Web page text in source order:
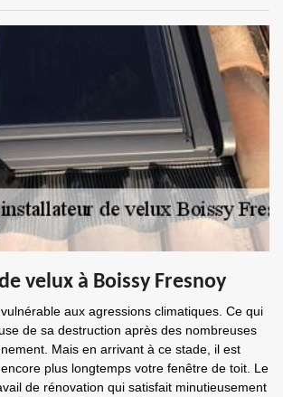
velux à Boissy Fresnoy
aux agressions climatiques. Ce qui
de sa destruction après des nombreuses
Mais en arrivant à ce stade, il est
encore plus longtemps votre fenêtre de toit. Le
de rénovation qui satisfait minutieusement